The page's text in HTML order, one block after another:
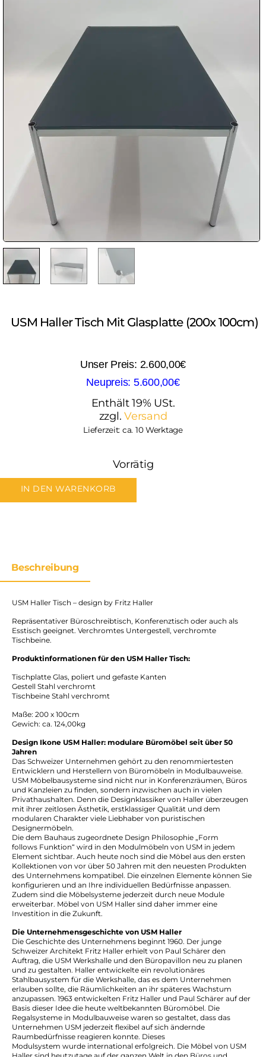
USM Haller Tisch Mit Glasplatte (200x 100cm)
2.600,00€
5.600,00€
Enthält 19% USt.
zzgl.Versand
Lieferzeit: ca. 10 Werktage
Vorrätig
IN DEN WARENKORB
Beschreibung
USM Haller Tisch – design by Fritz Haller
Repräsentativer Büroschreibtisch, Konferenztisch oder auch als
Esstisch geeignet. Verchromtes Untergestell, verchromte
Tischbeine.
Produktinformationen für den USM Haller Tisch:
Tischplatte Glas, poliert und gefaste Kanten
Gestell Stahl verchromt
Tischbeine Stahl verchromt
Maße: 200 x 100cm
Gewich: ca. 124,00kg
Design Ikone USM Haller: modulare Büromöbel seit über 50
Jahren
Das Schweizer Unternehmen gehört zu den renommiertesten
Entwicklern und Herstellern von Büromöbeln in Modulbauweise.
USM Möbelbausysteme sind nicht nur in Konferenzräumen, Büros
und Kanzleien zu finden, sondern inzwischen auch in vielen
Privathaushalten. Denn die Designklassiker von Haller überzeugen
mit ihrer zeitlosen Ästhetik, erstklassiger Qualität und dem
modularen Charakter viele Liebhaber von puristischen
Designermöbeln.
Die dem Bauhaus zugeordnete Design Philosophie „Form
follows Funktion“ wird in den Modulmöbeln von USM in jedem
Element sichtbar. Auch heute noch sind die Möbel aus den ersten
Kollektionen von vor über 50 Jahren mit den neuesten Produkten
des Unternehmens kompatibel. Die einzelnen Elemente können Sie
konfigurieren und an Ihre individuellen Bedürfnisse anpassen.
Zudem sind die Möbelsysteme jederzeit durch neue Module
erweiterbar. Möbel von USM Haller sind daher immer eine
Investition in die Zukunft.
Die Unternehmensgeschichte von USM Haller
Die Geschichte des Unternehmens beginnt 1960. Der junge
Schweizer Architekt Fritz Haller erhielt von Paul Schärer den
Auftrag, die USM Werkshalle und den Büropavillon neu zu planen
und zu gestalten. Haller entwickelte ein revolutionäres
Stahlbausystem für die Werkshalle, das es dem Unternehmen
erlauben sollte, die Räumlichkeiten an ihr späteres Wachstum
anzupassen. 1963 entwickelten Fritz Haller und Paul Schärer auf der
Basis dieser Idee die heute weltbekannten Büromöbel. Die
Regalsysteme in Modulbauweise waren so gestaltet, dass das
Unternehmen USM jederzeit flexibel auf sich ändernde
Raumbedürfnisse reagieren konnte. Dieses
Modulsystem wurde international erfolgreich. Die Möbel von USM